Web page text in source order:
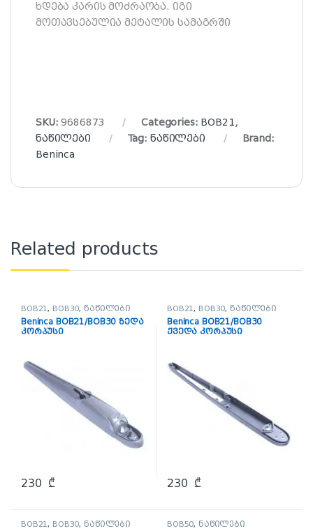
ხდება კარის მოძრაობა. იგი
მოთავსებულია მეტალის სამაგრში
SKU:9686873 Categories: BOB21,
ნაწილები
Tag: ნაწილები
Brand:
Beninca
Related products
BOB21, BOB30, ნაწილები
Beninca BOB21/BOB30 ზედა
კორპუსი
230 ₾
BOB21, BOB30, ნაწილები
Beninca BOB21/BOB30
ქვედა კორპუსი
230 ₾
BOB21, BOB30, ნაწილები BOB50, ნაწილები